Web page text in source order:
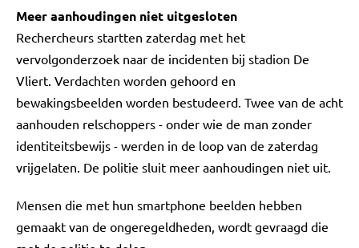
Meer aanhoudingen niet uitgesloten
Rechercheurs startten zaterdag met het
vervolgonderzoek naar de incidenten bij stadion De
Vliert. Verdachten worden gehoord en
bewakingsbeelden worden bestudeerd. Twee van de acht
aanhouden relschoppers - onder wie de man zonder
identiteitsbewijs - werden in de loop van de zaterdag
vrijgelaten. De politie sluit meer aanhoudingen niet uit.
Mensen die met hun smartphone beelden hebben
gemaakt van de ongeregeldheden, wordt gevraagd die